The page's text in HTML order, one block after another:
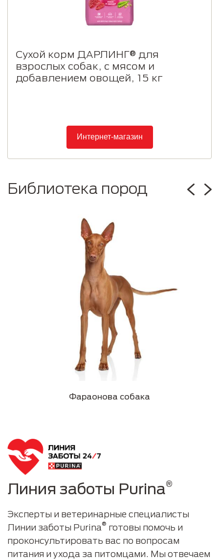
Сухой корм ДАРЛИНГ® для
взрослых собак, с мясом и
добавлением овощей, 15 кг
Интернет-магазин
Библиотека пород
Фараонова собака
Линия заботы Purina®
Эксперты и ветеринарные специалисты
Линии заботы Purina® готовы помочь и
проконсультировать вас по вопросам
питания и ухода за питомцами. Мы отвечаем